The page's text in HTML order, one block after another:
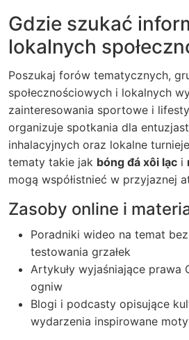
Gdzie szukać
lokalnych
Poszukaj forów tematycznych,
społecznościowych i lokalnych
zainteresowania sportowe i
organizuje spotkania dla
inhalacyjnych oraz lokalne
tematy takie jak bóng đá xôi lạc i
mogą współistnieć w przyjaznej
Zasoby online i
Poradniki wideo na temat
testowania grzałek
Artykuły wyjaśniające prawa
ogniw
Blogi i podcasty opisujące
wydarzenia inspirowane